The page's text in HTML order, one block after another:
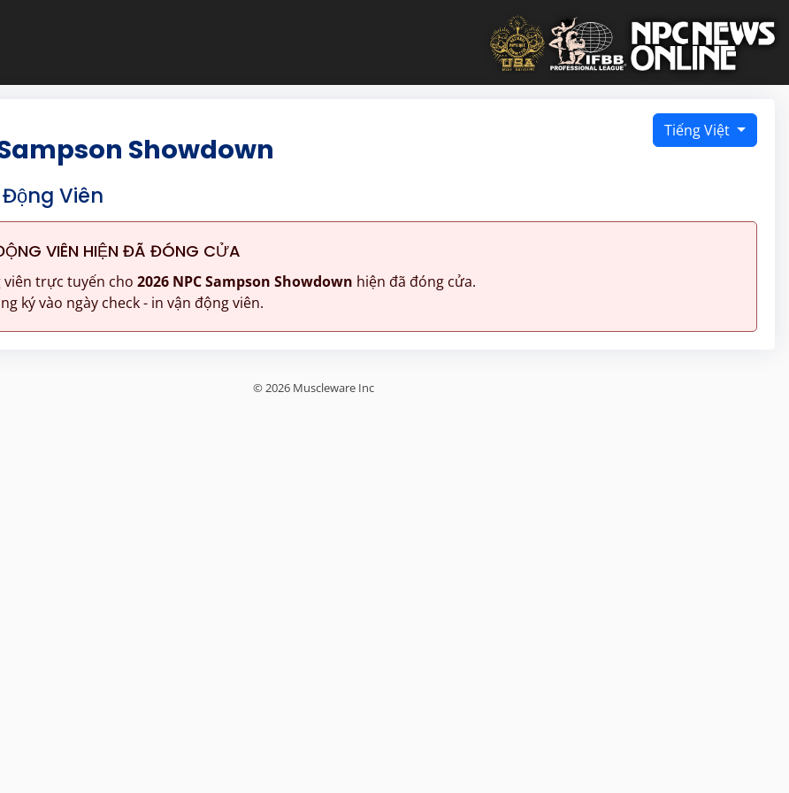
Tiếng Việt
Showdown
Viên
VIÊN HIỆN ĐÃ ĐÓNG CỬA
trực tuyến cho 2026 NPC Sampson Showdown hiện đã đóng cửa.
ký vào ngày check - in vận động viên.
© 2026 Muscleware Inc